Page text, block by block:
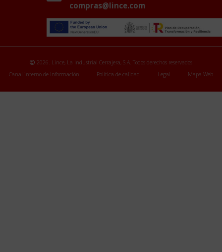
compras@lince.com
2026. Lince, La Industrial Cerrajera, S.A. Todos derechos reservados
Canal interno de información
Política de calidad Legal Mapa Web